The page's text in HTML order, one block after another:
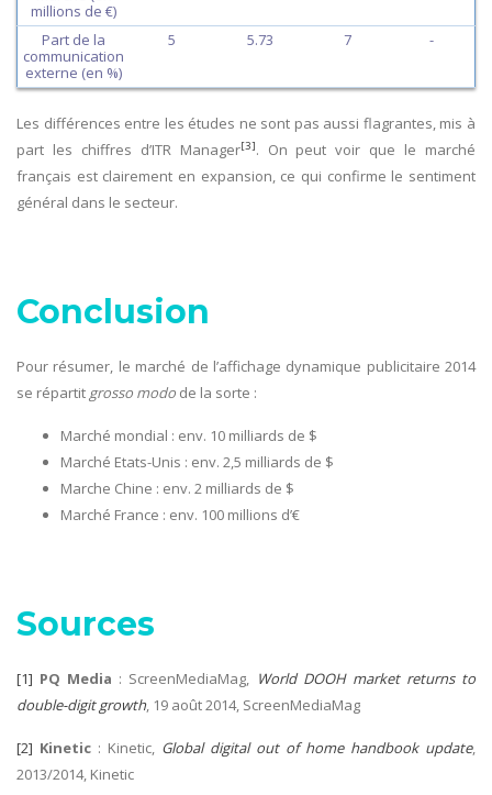
millions de €)
Part de la
communication
externe (en %)
5 5.73 7 -
Les différences entre les études ne sont pas aussi flagrantes, mis à
part les chiffres d’ITR Manager[3]. On peut voir que le marché
français est clairement en expansion, ce qui confirme le sentiment
général dans le secteur.
Conclusion
Pour résumer, le marché de l’affichage dynamique publicitaire 2014
se répartit grosso modo de la sorte :
Marché mondial : env. 10 milliards de $
Marché Etats-Unis : env. 2,5 milliards de $
Marche Chine : env. 2 milliards de $
Marché France : env. 100 millions d’€
Sources
[1] PQ Media : ScreenMediaMag, World DOOH market returns to
double-digit growth, 19 août 2014, ScreenMediaMag
[2] Kinetic : Kinetic, Global digital out of home handbook update,
2013/2014, Kinetic